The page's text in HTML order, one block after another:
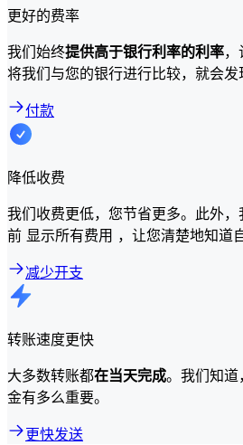
更好的费率
我们始终提供高于银行利率的利率，
将我们与您的银行进行比较，就会发
付款
降低收费
我们收费更低，您节省更多。此外，
前 显示所有费用 ，让您清楚地知道
减少开支
转账速度更快
大多数转账都在当天完成。我们知道
金有多么重要。
更快发送